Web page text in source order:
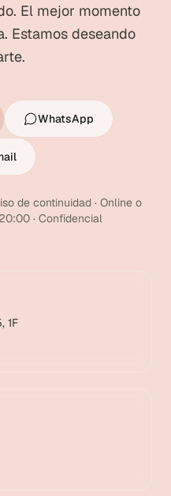
El mejor momento
Estamos deseando
WhatsApp
de continuidad · Online o
· Confidencial
1F